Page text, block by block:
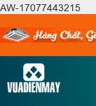
AW-17077443215